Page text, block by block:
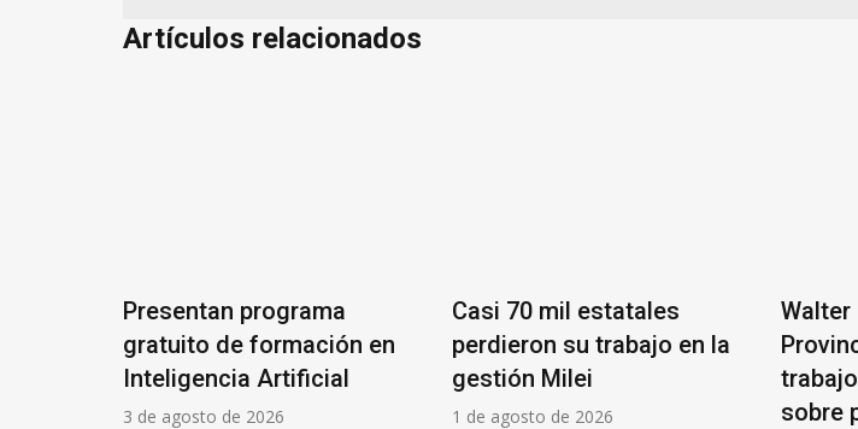
Artículos relacionados
programa
de formación en
Artificial
agosto de 2026
Casi 70 mil estatales
perdieron su trabajo en la
gestión Milei
1 de agosto de 2026
Walter Correa: “La
Provincia defiende el
trabajo y la soberanía
sobre puertos y ríos”